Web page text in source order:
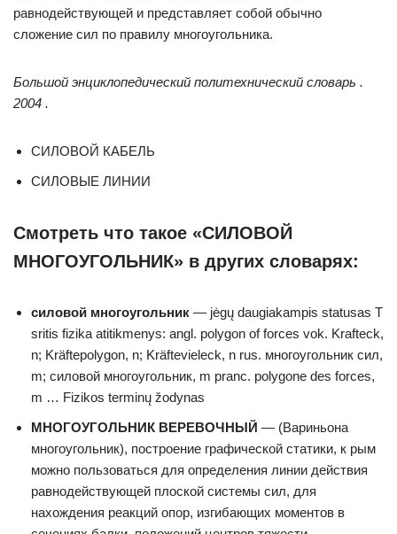
равнодействующей и представляет собой обычно
сложение сил по правилу многоугольника.
Большой энциклопедический политехнический словарь .
2004 .
СИЛОВОЙ КАБЕЛЬ
СИЛОВЫЕ ЛИНИИ
Смотреть что такое «СИЛОВОЙ
МНОГОУГОЛЬНИК» в других словарях:
силовой многоугольник — jėgų daugiakampis statusas T
sritis fizika atitikmenys: angl. polygon of forces vok. Krafteck,
n; Kräftepolygon, n; Kräftevieleck, n rus. многоугольник сил,
m; силовой многоугольник, m pranc. polygone des forces,
m … Fizikos terminų žodynas
МНОГОУГОЛЬНИК ВЕРЕВОЧНЫЙ — (Вариньона
многоугольник), построение графической статики, к рым
можно пользоваться для определения линии действия
равнодействующей плоской системы сил, для
нахождения реакций опор, изгибающих моментов в